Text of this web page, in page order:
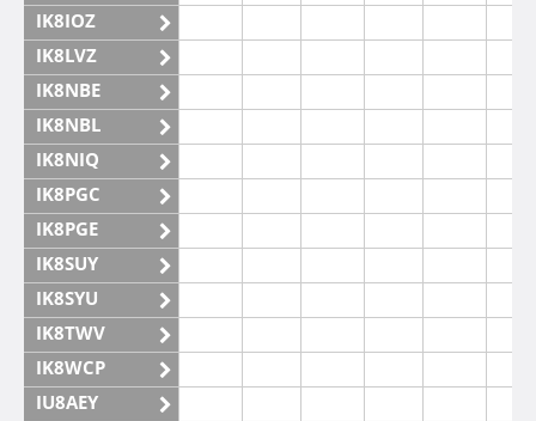
IK8IOZ
IK8LVZ
IK8NBE
IK8NBL
IK8NIQ
IK8PGC
IK8PGE
IK8SUY
IK8SYU
IK8TWV
IK8WCP
IU8AEY